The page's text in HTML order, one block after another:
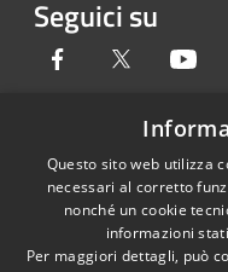
Seguici su
Facebook Twitter
RSS
Accessibilità
Cookie
Questo sito web utilizza
necessari al corretto
nonché un cookie
informazioni
Per maggiori dettagli, può